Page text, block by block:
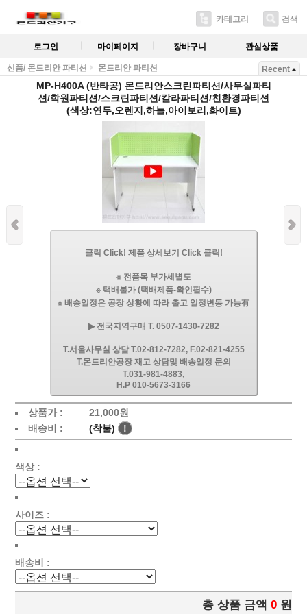
카테고리 검색
로그인 마이페이지 장바구니 관심상품
신품/ 몬드리안 파티션 몬드리안 파티션 Recent
MP-H400A (반타공) 몬드리안스크린파티션/사무실파티
션/학원파티션/스크린파티션/칼라파티션/친환경파티션
(색상:연두,오렌지,하늘,아이보리,화이트)
클릭 Click! 제품 상세보기 Click 클릭!
※ 전품목 부가세별도
※ 택배불가 (택배제품-확인필수)
※ 배송일정은 공장 상황에 따라 출고 일정변동 가능有
▶ 전국지역구매 T. 0507-1430-7282
T.서울사무실 상담 T.02-812-7282, F.02-821-4255
T.몬드리안공장 재고 상담및 배송일정 문의
T.031-981-4883,
H.P 010-5673-3166
상품가 :
21,000원
배송비 :
(착불) !
색상 :
사이즈 :
배송비 :
총 상품 금액 0 원